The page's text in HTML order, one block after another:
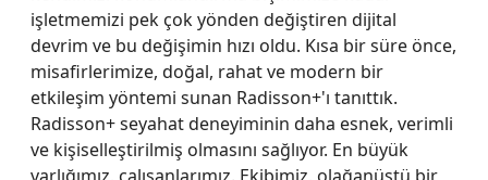
işletmemizi pek çok yönden değiştiren dijital
devrim ve bu değişimin hızı oldu. Kısa bir süre önce,
misafirlerimize, doğal, rahat ve modern bir
etkileşim yöntemi sunan Radisson+'ı tanıttık.
Radisson+ seyahat deneyiminin daha esnek, verimli
ve kişiselleştirilmiş olmasını sağlıyor. En büyük